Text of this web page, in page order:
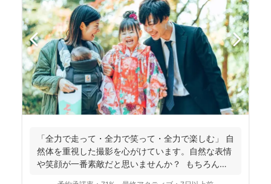
「全力で走って・全力で笑って・全力で楽しむ」 自
然体を重視した撮影を心がけています。自然な表情
や笑顔が一番素敵だと思いませんか？ もちろん、